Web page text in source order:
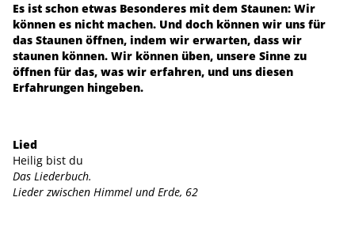
Es ist schon etwas Besonderes mit dem Staunen: Wir
können es nicht machen. Und doch können wir uns für
das Staunen öffnen, indem wir erwarten, dass wir
staunen können. Wir können üben, unsere Sinne zu
öffnen für das, was wir erfahren, und uns diesen
Erfahrungen hingeben.
Lied
Heilig bist du
Das Liederbuch.
Lieder zwischen Himmel und Erde, 62